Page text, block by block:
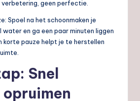
geen perfectie.
Spoel na het schoonmaken je
water en ga een paar minuten liggen
korte pauze helpt je te herstellen
Snel